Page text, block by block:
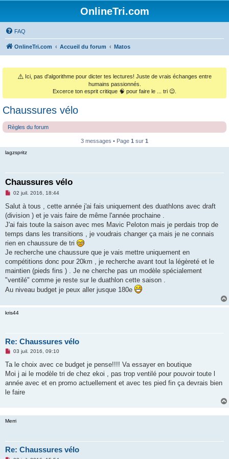
OnlineTri.com
FAQ
OnlineTri.com Accueil du forum Matos
⚠️ Ici, pas d'algorithme pour dicter tes lectures! Juste de vrais échanges entre
humains passionnés.
Excerce ton esprit critique 🧠 pour faire le ... tri 😉.
Chaussures vélo
Règles du forum
3 messages • Page 1 sur 1
lagzspritz
Chaussures vélo
M
s
a
g
n
o
l
u
02 juil. 2016, 18:44
Salut à tous , cette année j'ai fais uniquement des duathlons avec draft
(division ) et je vais faire de même l'année prochaine .
J'ai fais toute la saison avec mes Mavic Peloton mais je perdais trop de
temps dans les transitions , je voudrais changer ça mais je ne connais
rien en chaussure de tri
Je recherche une chaussure que je vais mettre uniquement en
compétitions donc pour 20km , je recherche avant tout la légèreté et le
maintien (pieds fins ) . Je ne cherche pas un modèle spécialement
"ventilé" comme je reste sur le duathlon cette saison .
Au niveau budget je peux aller jusque 180e
kris44
Re: Chaussures vélo
M
s
a
g
n
03 juil. 2016, 09:10
Ta le choix avec ce budget je pense!!!! Va essayer en boutique
Moi j ai le modèle tri de chez ekoi , pas trop ventilé pour pouvoir toute l
année avec et en promo actuellement et avec tes pied fin ça devrais bien
le faire
Merri
Re: Chaussures vélo